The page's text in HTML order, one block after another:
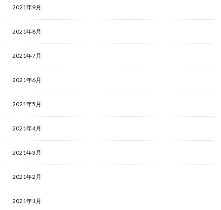
2021年9月
2021年8月
2021年7月
2021年6月
2021年5月
2021年4月
2021年3月
2021年2月
2021年1月